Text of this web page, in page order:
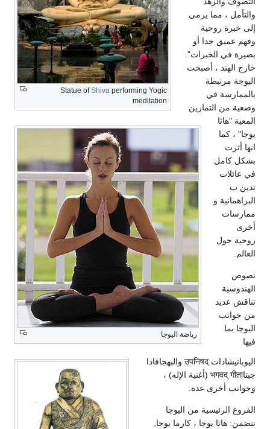
Statue ofShiva performing Yogic
meditation
رياضة اليوجا
والتأمل ، مما يرمي
إلى خبرة روحية
وفهم عميق جدا أو
بصيرة في الخبرات".
خارج الهند ، أصبحت
اليوجة مرتبطة
بالممارسة في
وضعية من التمارين
المعية "هاثا
يوجا" ، كما
انها أثرت
بشكل كامل
في عائلات
تدين ب
البراهمانية و
ممارسات
أخرى
روحية حول
العالم.
نصوص
الهندوسية
تناقش عديد
من جوانب
اليوجا بما
فيها
اليوبانيشادات उपनिषद् والبهجافادا
جيتاभगवद्‌ गीता (أغنية الإله) ،
وجوانب أخرى عدة.
الفروع الرئيسية من اليوجا
تتضمن: هاثا يوجا ، كارما يوجا,